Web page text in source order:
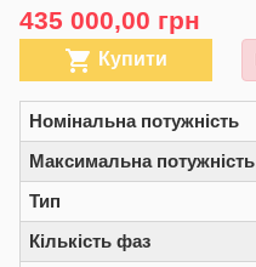
435 000,00 грн
 Купити
Номінальна потужність
Максимальна потужність
Тип
Кількість фаз